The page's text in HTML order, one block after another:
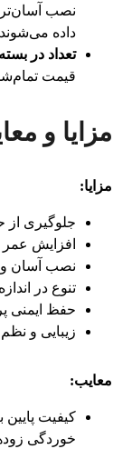
نصب
داده
تعداد در
قیمت
مزایا و
مزایا:
جلوگیری از
افزایش
نصب آسان و
تنوع در
حفظ ایمنی
زیبایی و
معایب:
کیفیت
خوردگی